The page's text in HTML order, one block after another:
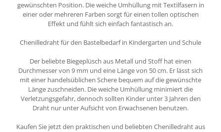
gewünschten Position. Die weiche Umhüllung mit Textilfasern in
einer oder mehreren Farben sorgt für einen tollen optischen
Effekt und fühlt sich einfach fantastisch an.
Chenilledraht für den Bastelbedarf in Kindergarten und Schule
Der beliebte Biegeplüsch aus Metall und Stoff hat einen
Durchmesser von 9 mm und eine Länge von 50 cm. Er lässt sich
mit einer handelsüblichen Schere bequem auf die gewünschte
Länge zuschneiden. Die weiche Umhüllung minimiert die
Verletzungsgefahr, dennoch sollten Kinder unter 3 Jahren den
Draht nur unter Aufsicht von Erwachsenen benutzen.
Kaufen Sie jetzt den praktischen und beliebten Chenilledraht aus